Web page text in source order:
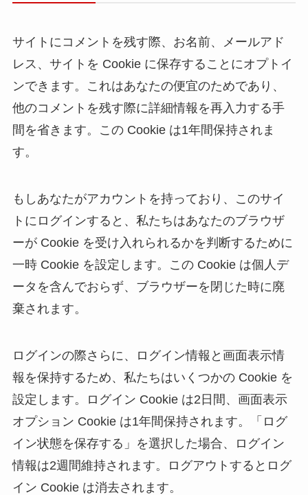
サイトにコメントを残す際、お名前、メールアド
レス、サイトを Cookie に保存することにオプトイ
ンできます。これはあなたの便宜のためであり、
他のコメントを残す際に詳細情報を再入力する手
間を省きます。この Cookie は1年間保持されま
す。
もしあなたがアカウントを持っており、このサイ
トにログインすると、私たちはあなたのブラウザ
ーが Cookie を受け入れられるかを判断するために
一時 Cookie を設定します。この Cookie は個人デ
ータを含んでおらず、ブラウザーを閉じた時に廃
棄されます。
ログインの際さらに、ログイン情報と画面表示情
報を保持するため、私たちはいくつかの Cookie を
設定します。ログイン Cookie は2日間、画面表示
オプション Cookie は1年間保持されます。「ログ
イン状態を保存する」を選択した場合、ログイン
情報は2週間維持されます。ログアウトするとログ
イン Cookie は消去されます。